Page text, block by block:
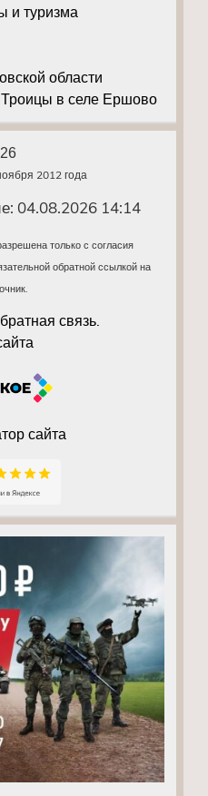
и туризма
области
в селе Ершово
2012 года
04.08.2026 14:14
только с согласия
обратной ссылкой на
связь.
сайта